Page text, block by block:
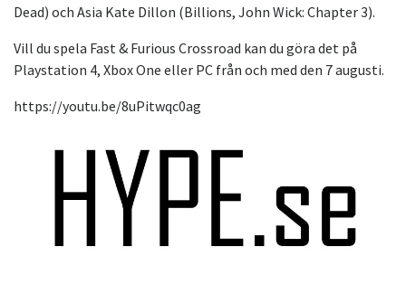
Dead) och Asia Kate Dillon (Billions, John Wick: Chapter 3).
Vill du spela Fast & Furious Crossroad kan du göra det på
Playstation 4, Xbox One eller PC från och med den 7 augusti.
https://youtu.be/8uPitwqc0ag